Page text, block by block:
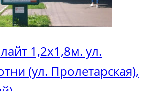
1,2х1,8м. ул.
(ул. Пролетарская),